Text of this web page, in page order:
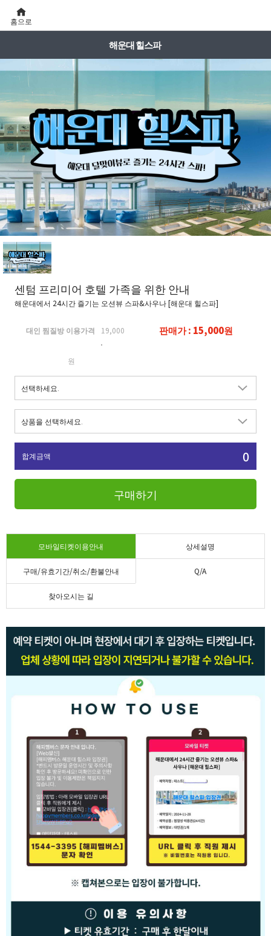
홈으로
해운대 힐스파
센텀 프리미어 호텔 가족을 위한 안내
해운대에서 24시간 즐기는 오션뷰 스파&사우나 [해운대 힐스파]
대인 찜질방 이용가격 19,000
원
판매가 : 15,000원
합계금액 0
구매하기
모바일티켓이용안내 상세설명
구매/유효기간/취소/환불안내 Q/A
찾아오시는 길